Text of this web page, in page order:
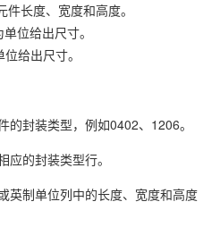
长度、宽度和高度。
位给出尺寸。
给出尺寸。
的封装类型，例如0402、1206。
应的封装类型行。
英制单位列中的长度、宽度和高度